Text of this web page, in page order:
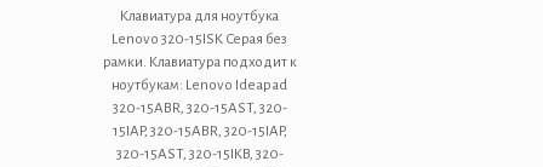
Клавиатура для ноутбука
Lenovo 320-15ISK Серая без
рамки. Клавиатура подходит к
ноутбукам: Lenovo Ideapad
320-15ABR, 320-15AST, 320-
15IAP, 320-15ABR, 320-15IAP,
320-15AST, 320-15IKB, 320-